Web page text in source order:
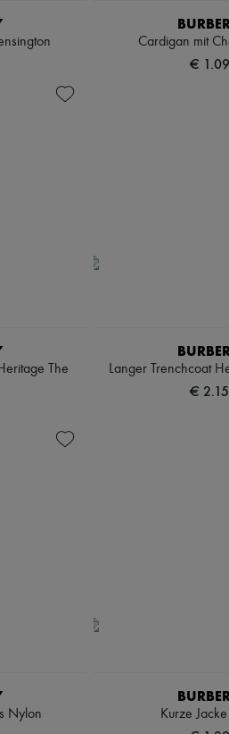
Cardigan mit
€
The
Langer Trenchcoat
€
Nylon Kurze